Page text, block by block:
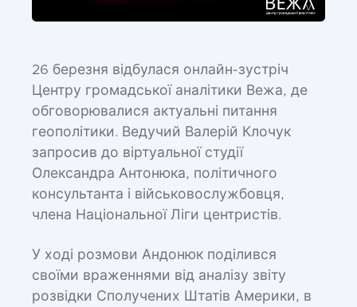
26 березня відбулася онлайн-зустріч
Центру громадської аналітики Вежа, де
обговорювалися актуальні питання
геополітики. Ведучий Валерій Клочук
запросив до віртуальної студії
Олександра Антонюка, політичного
консультанта і військовослужбовця,
члена Національної Ліги центристів.
У ході розмови Андонюк поділився
своїми враженнями від аналізу звіту
розвідки Сполучених Штатів Америки, в